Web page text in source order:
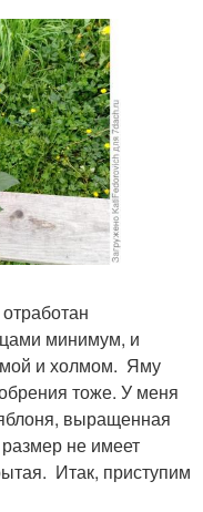
минимум, и
и холмом. Яму
тоже. У меня
выращенная
не имеет
Итак, приступим